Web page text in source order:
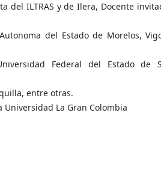
del ILTRAS y de Ilera, Docente
del Estado de Morelos,
Federal del Estado de
entre otras.
La Gran Colombia